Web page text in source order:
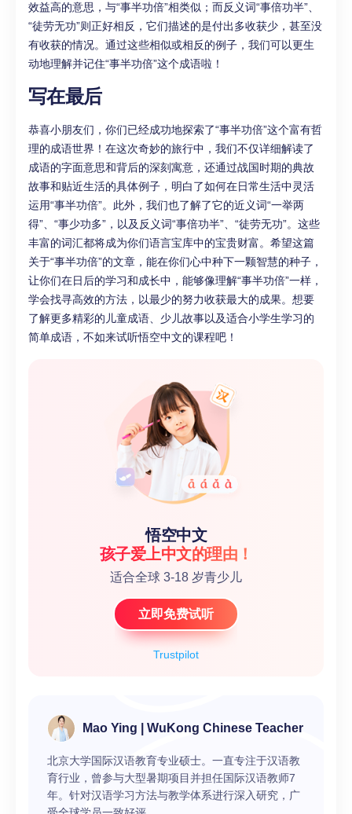
效益高的意思，与“事半功倍”相类似；而反义词“事倍功半”、
“徒劳无功”则正好相反，它们描述的是付出多收获少，甚至没
有收获的情况。通过这些相似或相反的例子，我们可以更生
动地理解并记住“事半功倍”这个成语啦！
写在最后
恭喜小朋友们，你们已经成功地探索了“事半功倍”这个富有哲
理的成语世界！在这次奇妙的旅行中，我们不仅详细解读了
成语的字面意思和背后的深刻寓意，还通过战国时期的典故
故事和贴近生活的具体例子，明白了如何在日常生活中灵活
运用“事半功倍”。此外，我们也了解了它的近义词“一举两
得”、“事少功多”，以及反义词“事倍功半”、“徒劳无功”。这些
丰富的词汇都将成为你们语言宝库中的宝贵财富。希望这篇
关于“事半功倍”的文章，能在你们心中种下一颗智慧的种子，
让你们在日后的学习和成长中，能够像理解“事半功倍”一样，
学会找寻高效的方法，以最少的努力收获最大的成果。想要
了解更多精彩的儿童成语、少儿故事以及适合小学生学习的
简单成语，不如来试听悟空中文的课程吧！
Trustpilot
悟空中文
孩子爱上中文的理由！
适合全球 3-18 岁青少儿
立即免费试听
Mao Ying | WuKong Chinese Teacher
北京大学国际汉语教育专业硕士。一直专注于汉语教
育行业，曾参与大型暑期项目并担任国际汉语教师7
年。针对汉语学习方法与教学体系进行深入研究，广